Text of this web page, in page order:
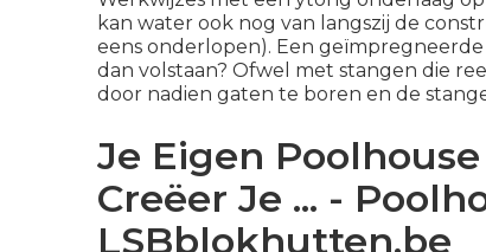
kan water ook nog van langszij de
eens onderlopen). Een
dan volstaan? Ofwel met stangen die
door nadien gaten te boren en de
Je Eigen
Creëer Je ... -
LSBblokhutten.be